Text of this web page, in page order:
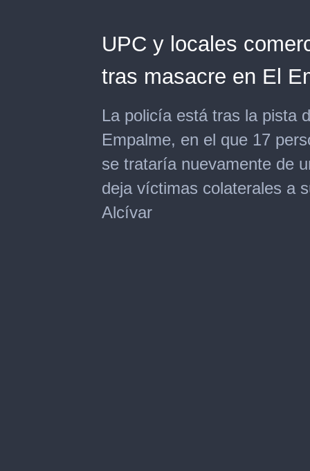
UPC y locales
tras masacre en El
La policía está tras la pista
Empalme, en el que 17
se trataría nuevamente de
deja víctimas colaterales a
Alcívar